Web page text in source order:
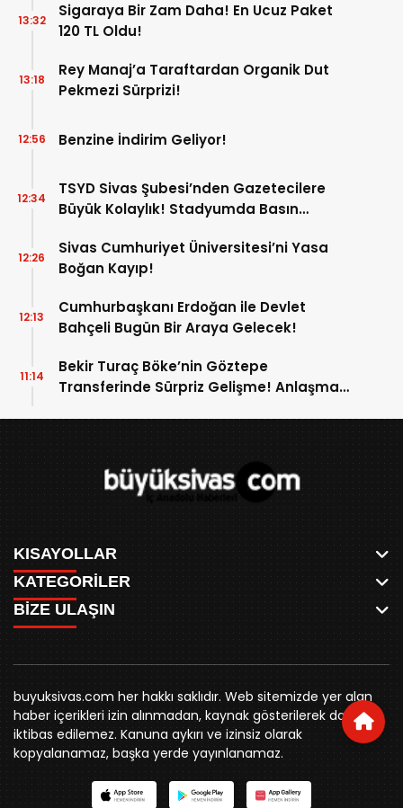
Sigaraya Bir Zam Daha! En Ucuz Paket
120 TL Oldu!
13:32
Rey Manaj’a Taraftardan Organik Dut
Pekmezi Sürprizi!
13:18
Benzine İndirim Geliyor!
12:56
TSYD Sivas Şubesi’nden Gazetecilere
Büyük Kolaylık! Stadyumda Basın
12:34
Sivas Cumhuriyet Üniversitesi’ni Yasa
Boğan Kayıp!
12:26
Cumhurbaşkanı Erdoğan ile Devlet
Bahçeli Bugün Bir Araya Gelecek!
12:13
Bekir Turaç Böke’nin Göztepe
Transferinde Sürpriz Gelişme! Anlaşma
11:14
KISAYOLLAR
ANASAYFA
AKSU CANLI
MEYDAN CANLI
MEDRESELER CANLI
MERAKÜM CANLI
YUKARI TEKKE CANLI
KURUMSAL KİMLİK
REKLAM FİYATLARI
BİZE ULAŞIN
KÜNYE
RESMİ İLANLAR
KATEGORİLER
WHATSAPP
SPOR
SİYASET
BELEDİYE
SİVAS VALİLİĞİ
ÜNİVERSİTE
KURUMLAR
STK
YORUM
İLÇELER
BİZE ULAŞIN
0346 221 00 60
buyuksivashaber@gmail.com
Örtülüpınar Mah. İnönü Bulvarı Özkahya Apt. Kat:3 D:7
Sivas
buyuksivas.com her hakkı saklıdır. Web sitemizde yer alan
haber içerikleri izin alınmadan, kaynak gösterilerek dahi
iktibas edilemez. Kanuna aykırı ve izinsiz olarak
kopyalanamaz, başka yerde yayınlanamaz.